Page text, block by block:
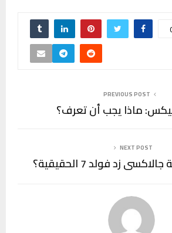
PREVIOUS POST
ماذا يجب أن تعرف؟
NEXT POST
زد فولد 7 الحقيقية؟